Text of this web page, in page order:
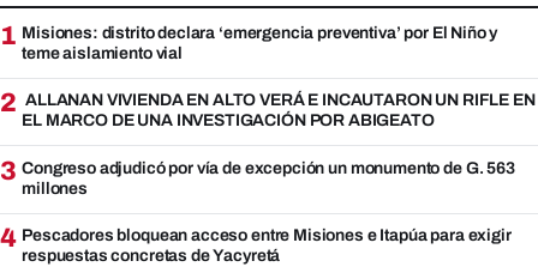
1 Misiones: distrito declara ‘emergencia preventiva’ por El Niño y
teme aislamiento vial
2 ALLANAN VIVIENDA EN ALTO VERÁ E INCAUTARON UN RIFLE EN
EL MARCO DE UNA INVESTIGACIÓN POR ABIGEATO
3 Congreso adjudicó por vía de excepción un monumento de G. 563
millones
4 Pescadores bloquean acceso entre Misiones e Itapúa para exigir
respuestas concretas de Yacyretá